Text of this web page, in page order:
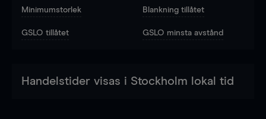
Minimumstorlek Blankning tillåtet
GSLO tillåtet GSLO minsta avstånd
Handelstider visas i Stockholm lokal tid